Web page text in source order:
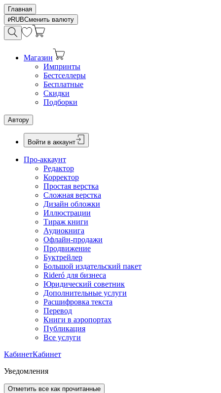
Главная
RUBСменить валюту
Магазин
Импринты
Бестселлеры
Бесплатные
Скидки
Подборки
Автору
Войти в аккаунт
Про-аккаунт
Редактор
Корректор
Простая верстка
Сложная верстка
Дизайн обложки
Иллюстрации
Тираж книги
Аудиокнига
Офлайн-продажи
Продвижение
Буктрейлер
Большой издательский пакет
Rideró для бизнеса
Юридический советник
Дополнительные услуги
Расшифровка текста
Перевод
Книги в аэропортах
Публикация
Все услуги
КабинетКабинет
Уведомления
Отметить все как прочитанные